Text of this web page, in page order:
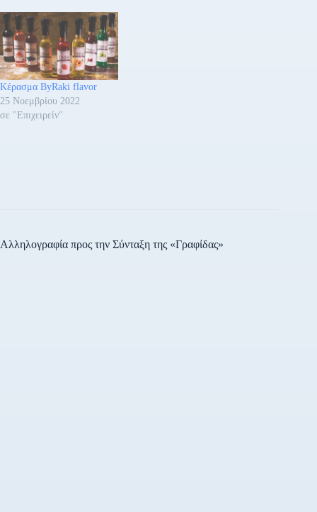
Κέρασμα ByRaki flavor
25 Νοεμβρίου 2022
σε "Επιχειρείν"
Αλληλογραφία προς την Σύνταξη της «Γραφίδας»